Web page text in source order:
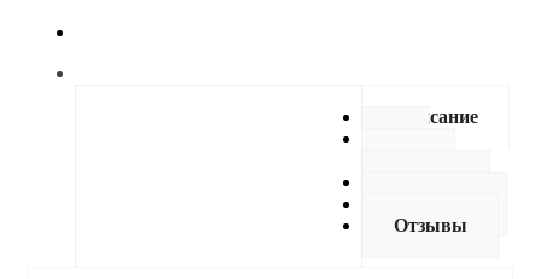
Описание
Отзывы